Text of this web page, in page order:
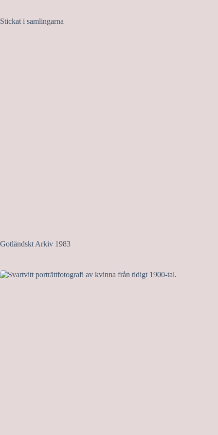
Stickat i samlingarna
Gotländskt Arkiv 1983